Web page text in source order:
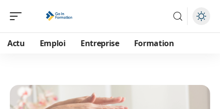
Actu Emploi Entreprise Formation